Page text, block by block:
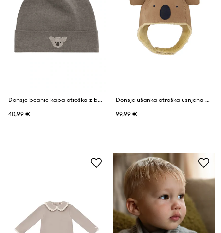
Donsje beanie kapa otroška z bombažem Koala
40,99 €
Donsje ušanka otroška usnjena Kapi Classic Hat Koala
99,99 €